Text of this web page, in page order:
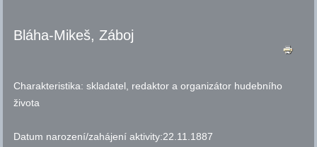
Bláha-Mikeš, Záboj
Charakteristika:skladatel, redaktor a organizátor hudebního
života
Datum narození/zahájení aktivity:22.11.1887